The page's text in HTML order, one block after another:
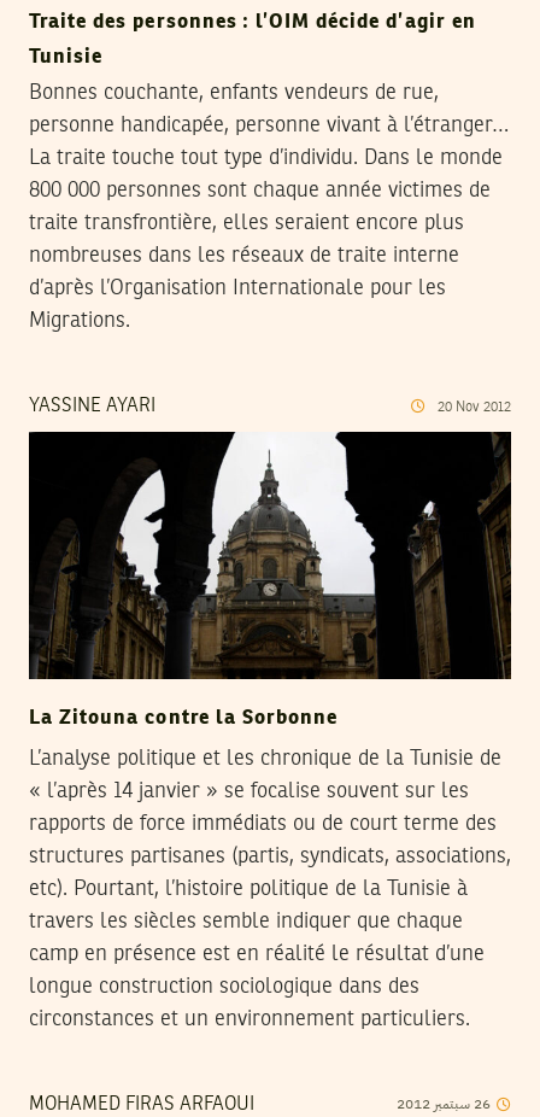
Traite des personnes : l’OIM décide d’agir en
Tunisie
Bonnes couchante, enfants vendeurs de rue,
personne handicapée, personne vivant à l’étranger…
La traite touche tout type d’individu. Dans le monde
800 000 personnes sont chaque année victimes de
traite transfrontière, elles seraient encore plus
nombreuses dans les réseaux de traite interne
d’après l’Organisation Internationale pour les
Migrations.
YASSINE AYARI 20 Nov 2012
La Zitouna contre la Sorbonne
L’analyse politique et les chronique de la Tunisie de
« l’après 14 janvier » se focalise souvent sur les
rapports de force immédiats ou de court terme des
structures partisanes (partis, syndicats, associations,
etc). Pourtant, l’histoire politique de la Tunisie à
travers les siècles semble indiquer que chaque
camp en présence est en réalité le résultat d’une
longue construction sociologique dans des
circonstances et un environnement particuliers.
MOHAMED FIRAS ARFAOUI 26 سبتمبر 2012